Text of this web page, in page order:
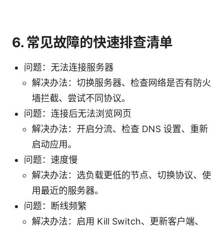
6. 常见故障的快速排查清单
问题：无法连接服务器
解决办法：切换服务器、检查网络是否有防火
墙拦截、尝试不同协议。
问题：连接后无法浏览网页
解决办法：开启分流、检查 DNS 设置、重新
启动应用。
问题：速度慢
解决办法：选负载更低的节点、切换协议、使
用最近的服务器。
问题：断线频繁
解决办法：启用 Kill Switch、更新客户端、